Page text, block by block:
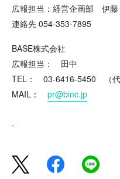
広報担当：経営企画部 伊藤
連絡先 054-353-7895
BASE株式会社
広報担当： 田中
TEL： 03-6416-5450 （代
MAIL： pr@binc.jp